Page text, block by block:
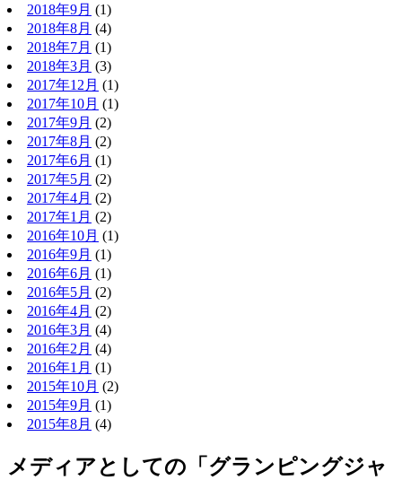
2018年9月 (1)
2018年8月 (4)
2018年7月 (1)
2018年3月 (3)
2017年12月 (1)
2017年10月 (1)
2017年9月 (2)
2017年8月 (2)
2017年6月 (1)
2017年5月 (2)
2017年4月 (2)
2017年1月 (2)
2016年10月 (1)
2016年9月 (1)
2016年6月 (1)
2016年5月 (2)
2016年4月 (2)
2016年3月 (4)
2016年2月 (4)
2016年1月 (1)
2015年10月 (2)
2015年9月 (1)
2015年8月 (4)
メディアとしての「グランピングジャ